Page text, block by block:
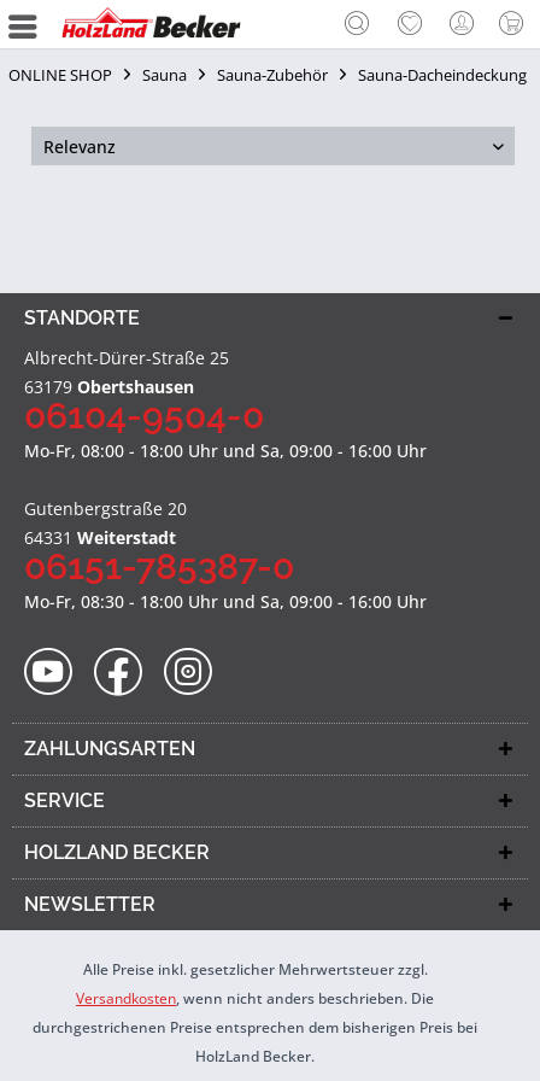
ONLINE SHOP Sauna Sauna-Zubehör Sauna-Dacheindeckung
STANDORTE
Albrecht-Dürer-Straße 25
63179 Obertshausen
06104-9504-0
Mo-Fr, 08:00 - 18:00 Uhr und Sa, 09:00 - 16:00 Uhr
Gutenbergstraße 20
64331 Weiterstadt
06151-785387-0
Mo-Fr, 08:30 - 18:00 Uhr und Sa, 09:00 - 16:00 Uhr
ZAHLUNGSARTEN
SERVICE
HOLZLAND BECKER
NEWSLETTER
Alle Preise inkl. gesetzlicher Mehrwertsteuer zzgl.
Versandkosten, wenn nicht anders beschrieben. Die
durchgestrichenen Preise entsprechen dem bisherigen Preis bei
HolzLand Becker.